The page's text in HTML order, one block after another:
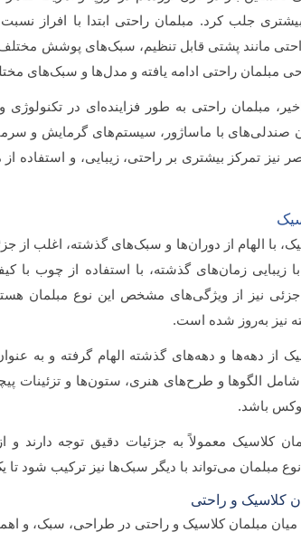
تشک تابلو
جلب کرد. مبلمان راحتی ابتدا با افراز
مانند پشتی قابل تنظیم، سبک‌های پوشش مختلف
مبلمان راحتی ادامه یافته و مدل‌ها و سبک‌های
مبلمان راحتی به طور فزاینده‌ای در
صندلی‌های با ماساژور، سیستم‌های گرمایش و
نیز تمرکز بیشتری بر راحتی، زیبایی، و استفاده از
با الهام از دوران‌ها و سبک‌های گذشته، اغلب از
زیبایی زمان‌های گذشته، با استفاده از چوب
نیز از ویژگی‌های مشخص این نوع مبلمان
نیز به‌روز شده است.
از دهه‌ها و دهه‌های گذشته الهام گرفته و به
الگوها و طرح‌های هنری، ستون‌ها و تزئینات
باشد.
کلاسیک معمولاً به جزئیات دقیق توجه دارند و
مبلمان می‌تواند با دیگر سبک‌ها نیز ترکیب شود
کلاسیک و راحتی
مبلمان کلاسیک و راحتی در طراحی، سبک، و